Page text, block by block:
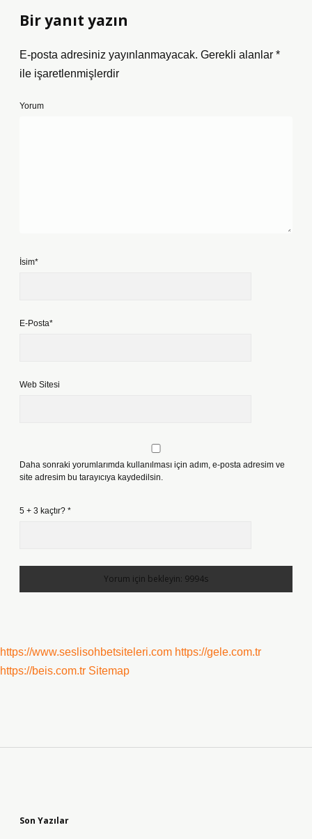
Bir yanıt yazın
E-posta adresiniz yayınlanmayacak. Gerekli alanlar *
ile işaretlenmişlerdir
Yorum
İsim*
E-Posta*
Web Sitesi
Daha sonraki yorumlarımda kullanılması için adım, e-posta adresim ve
site adresim bu tarayıcıya kaydedilsin.
5 + 3 kaçtır? *
https://www.seslisohbetsiteleri.com https://gele.com.tr
https://beis.com.tr Sitemap
Son Yazılar